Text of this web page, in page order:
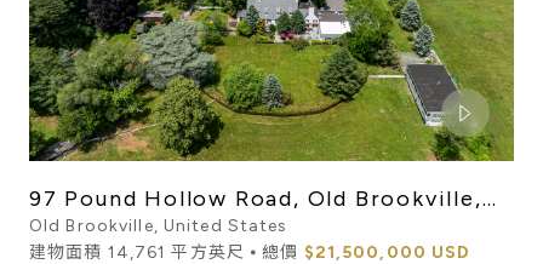
97 Pound Hollow Road, Old Brookville,
NY, 11545
Old Brookville, United States
建物面積 14,761 平方英尺 ⦁ 總價 $21,500,000 USD